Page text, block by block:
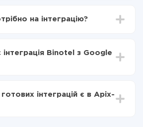
передавати з Binotel в Google
автоматично передаватися з
Calendar
на інтеграцію?
до 30-хвилин. У середньому
10-15 хвилин.
інтеграція Binotel з Google
кількість даних, які за фактом
вашої системи в іншу через
інтеграцій є в Apix-